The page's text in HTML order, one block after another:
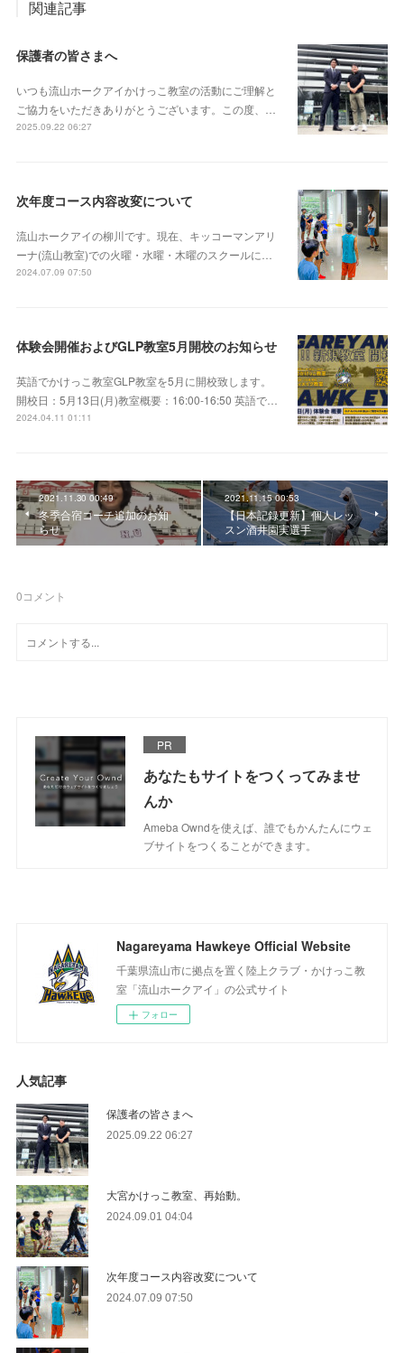
関連記事
保護者の皆さまへ
いつも流山ホークアイかけっこ教室の活動にご理解と
ご協力をいただきありがとうございます。この度、…
2025.09.22 06:27
次年度コース内容改変について
流山ホークアイの柳川です。現在、キッコーマンアリ
ーナ(流山教室)での火曜・水曜・木曜のスクールに…
2024.07.09 07:50
体験会開催およびGLP教室5月開校のお知らせ
英語でかけっこ教室GLP教室を5月に開校致します。
開校日：5月13日(月)教室概要：16:00-16:50 英語で…
2024.04.11 01:11
2021.11.30 00:49
冬季合宿コーチ追加のお知
らせ
2021.11.15 00:53
【日本記録更新】個人レッ
スン酒井園実選手
0コメント
PR
あなたもサイトをつくってみませ
んか
Ameba Owndを使えば、誰でもかんたんにウェ
ブサイトをつくることができます。
Nagareyama Hawkeye Official Website
千葉県流山市に拠点を置く陸上クラブ・かけっこ教
室「流山ホークアイ」の公式サイト
フォロー
人気記事
保護者の皆さまへ
2025.09.22 06:27
大宮かけっこ教室、再始動。
2024.09.01 04:04
次年度コース内容改変について
2024.07.09 07:50